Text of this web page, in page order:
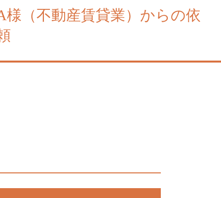
様（不動産賃貸業）からの依